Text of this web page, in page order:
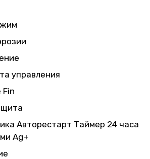
управления
Fin
Авторестарт Таймер 24 часа
Ag+